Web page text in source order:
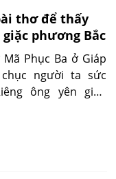
ta như những
Phân tích bài
của Nguyễn Đình
tỏ ý kiến trên.
thơ để thấy
phương Bắc
Phục Ba ở Giáp
chục người ta sức
ông yên giáp